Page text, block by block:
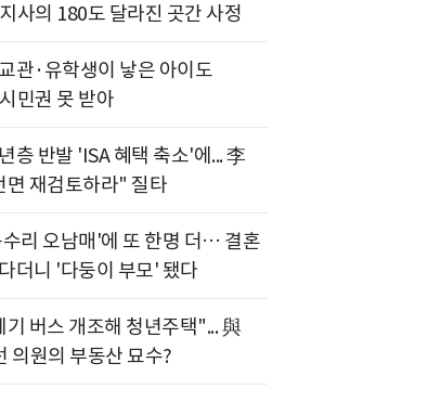
사의 180도 달라진 곳간 사정
관·유학생이 낳은 아이도
민권 못 받아
층 반발 'ISA 혜택 축소'에... 李
면 재검토하라" 질타
리 오남매'에 또 한명 더… 결혼
더니 '다둥이 부모' 됐다
기 버스 개조해 청년주택"... 與
의원의 부동산 묘수?